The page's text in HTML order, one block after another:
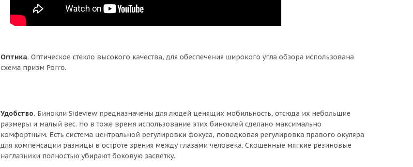
Оптика. Оптическое стекло высокого качества, для обеспечения широкого угла обзора использована
схема призм Porro.
Удобство. Бинокли Sideview предназначены для людей ценящих мобильность, отсюда их небольшие
размеры и малый вес. Но в тоже время использование этих биноклей сделано максимально
комфортным. Есть система центральной регулировки фокуса, поводковая регулировка правого окуляра
для компенсации разницы в остроте зрения между глазами человека. Скошенные мягкие резиновые
наглазники полностью убирают боковую засветку.